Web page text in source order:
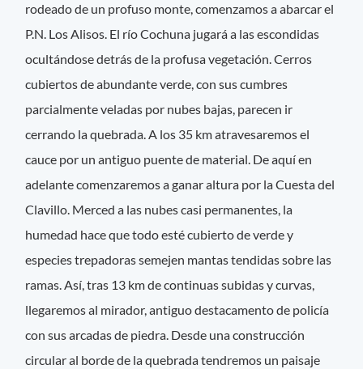
rodeado de un profuso monte, comenzamos a abarcar el
P.N. Los Alisos. El río Cochuna jugará a las escondidas
ocultándose detrás de la profusa vegetación. Cerros
cubiertos de abundante verde, con sus cumbres
parcialmente veladas por nubes bajas, parecen ir
cerrando la quebrada. A los 35 km atravesaremos el
cauce por un antiguo puente de material. De aquí en
adelante comenzaremos a ganar altura por la Cuesta del
Clavillo. Merced a las nubes casi permanentes, la
humedad hace que todo esté cubierto de verde y
especies trepadoras semejen mantas tendidas sobre las
ramas. Así, tras 13 km de continuas subidas y curvas,
llegaremos al mirador, antiguo destacamento de policía
con sus arcadas de piedra. Desde una construcción
circular al borde de la quebrada tendremos un paisaje